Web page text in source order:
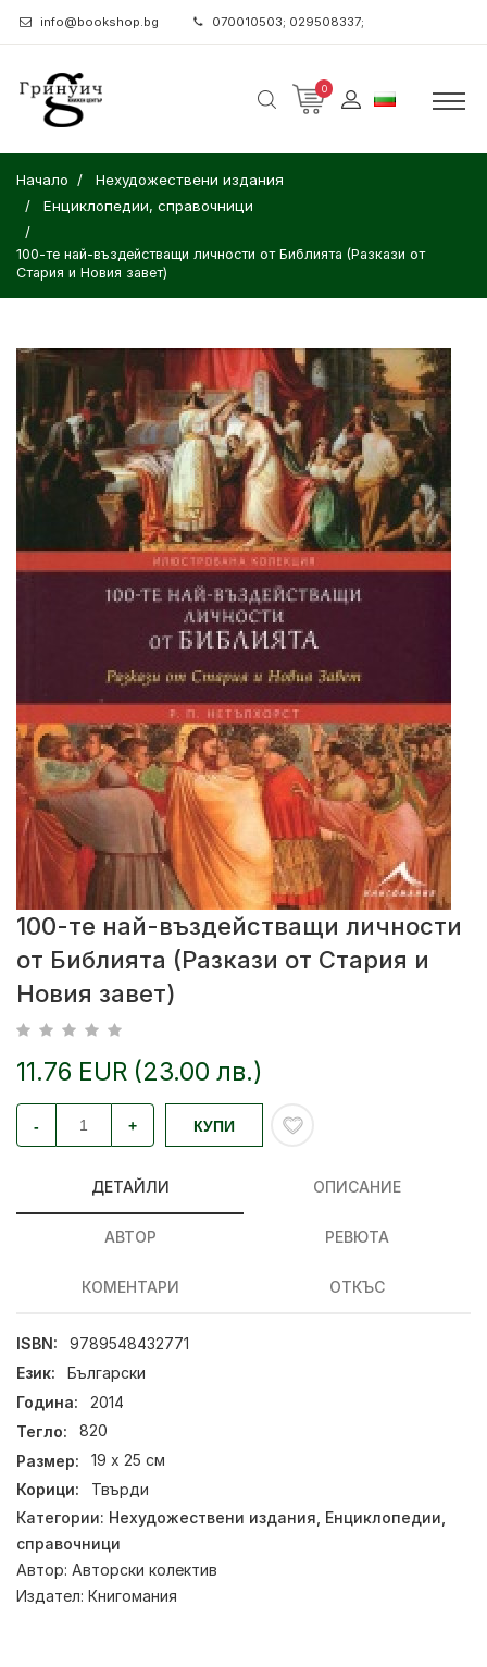
info@bookshop.bg 070010503; 029508337;
0
Начало
Нехудожествени издания
Енциклопедии, справочници
100-те най-въздействащи личности от Библията (Разкази от
Стария и Новия завет)
100-те най-въздействащи личности
от Библията (Разкази от Стария и
Новия завет)
11.76 EUR (23.00 лв.)
- + КУПИ
ДЕТАЙЛИ ОПИСАНИЕ
АВТОР РЕВЮТА
КОМЕНТАРИ ОТКЪС
ISBN:
9789548432771
Език:
Български
Година:
2014
Тегло:
820
Размер:
19 х 25 см
Корици:
Твърди
Категории: Нехудожествени издания Енциклопедии,
справочници
Автор: Авторски колектив
Издател: Книгомания